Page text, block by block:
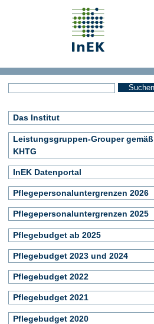
Das Institut
Leistungsgruppen-Grouper gemäß
KHTG
InEK Datenportal
Pflegepersonaluntergrenzen 2026
Pflegepersonaluntergrenzen 2025
Pflegebudget ab 2025
Pflegebudget 2023 und 2024
Pflegebudget 2022
Pflegebudget 2021
Pflegebudget 2020